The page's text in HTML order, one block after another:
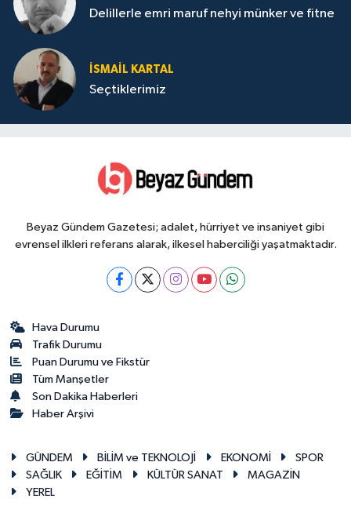
Delillerle emri maruf nehyi münker ve fitne
İSMAIL KARTAL
Seçtiklerimiz
Beyaz Gündem Gazetesi; adalet, hürriyet ve insaniyet gibi
evrensel ilkleri referans alarak, ilkesel haberciliği yaşatmaktadır.
Hava Durumu
Trafik Durumu
Puan Durumu ve Fikstür
Tüm Manşetler
Son Dakika Haberleri
Haber Arşivi
GÜNDEM BİLİM ve TEKNOLOJİ EKONOMİ
SPOR
SAĞLIK
EĞİTİM KÜLTÜR SANAT
MAGAZİN
YEREL